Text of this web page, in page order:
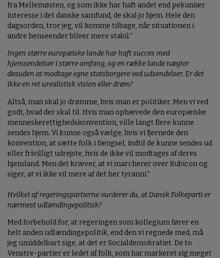
fra Mellemøsten, og som ikke har haft andet end pekuniær
interesse i det danske samfund, de skal jo hjem. Hele den
dagsorden, tror jeg, vil komme tilbage, når situationen i
andre henseender bliver mere stabil.”
Ingen større europæiske lande har haft succes med
hjemsendelser i større omfang, og en række lande nægter
desuden at modtage egne statsborgere ved udsendelser. Er det
ikke en ret urealistisk vision eller drøm?
Altså, man skal jo drømme, hvis man er politiker. Men vi ved
godt, hvad der skal til. Hvis man ophævede den europæiske
menneskerettighedskonvention, ville langt flere kunne
sendes hjem. Vi kunne også vælge, hvis vi fjernede den
konvention, at sætte folk i fængsel, indtil de kunne sendes ud
eller frivilligt udrejste, hvis de ikke vil modtages af deres
hjemland. Men det kræver, at vi marcherer over Rubicon og
siger, at vi ikke vil mere af det her tyranni.”
Hvilket af regeringspartierne vurderer du, at Dansk Folkeparti er
nærmest udlændingepolitisk?
Med forbehold for, at regeringen som kollegium fører en
helt anden udlændingepolitik, end den vi regnede med, må
jeg umiddelbart sige, at det er Socialdemokratiet. De to
Venstre-partier er ledet af folk, som har markeret sig meget